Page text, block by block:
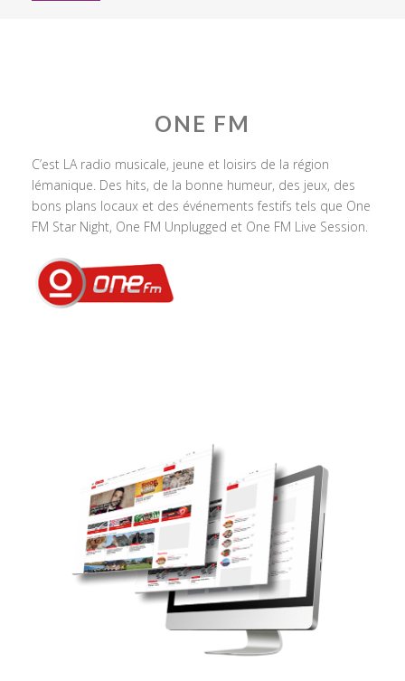
ONE FM
C’est LA radio musicale, jeune et loisirs de la région
lémanique. Des hits, de la bonne humeur, des jeux, des
bons plans locaux et des événements festifs tels que One
FM Star Night, One FM Unplugged et One FM Live Session.